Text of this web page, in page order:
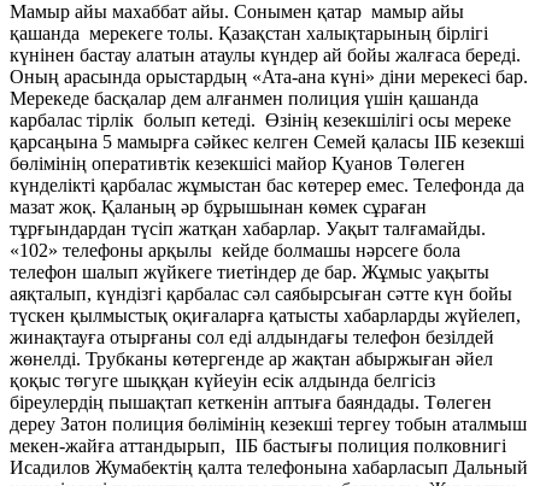
Мамыр айы махаббат айы. Сонымен қатар мамыр айы
қашанда мерекеге толы. Қазақстан халықтарының бірлігі
күнінен бастау алатын атаулы күндер ай бойы жалғаса береді.
Оның арасында орыстардың «Ата-ана күні» діни мерекесі бар.
Мерекеде басқалар дем алғанмен полиция үшін қашанда
карбалас тірлік болып кетеді. Өзінің кезекшілігі осы мереке
қарсаңына 5 мамырға сәйкес келген Семей қаласы ІІБ кезекші
бөлімінің оперативтік кезекшісі майор Қуанов Төлеген
күнделікті қарбалас жұмыстан бас көтерер емес. Телефонда да
мазат жоқ. Қаланың әр бұрышынан көмек сұраған
тұрғындардан түсіп жатқан хабарлар. Уақыт талғамайды.
«102» телефоны арқылы кейде болмашы нәрсеге бола
телефон шалып жүйкеге тиетіндер де бар. Жұмыс уақыты
аяқталып, күндізгі қарбалас сәл саябырсыған сәтте күн бойы
түскен қылмыстық оқиғаларға қатысты хабарларды жүйелеп,
жинақтауға отырғаны сол еді алдындағы телефон безілдей
жөнелді. Трубканы көтергенде ар жақтан абыржыған әйел
қоқыс төгуге шыққан күйеуін есік алдында белгісіз
біреулердің пышақтап кеткенін аптыға баяндады. Төлеген
дереу Затон полиция бөлімінің кезекші тергеу тобын аталмыш
мекен-жайға аттандырып, ІІБ бастығы полиция полковнигі
Исадилов Жумабектің қалта телефонына хабарласып Дальный